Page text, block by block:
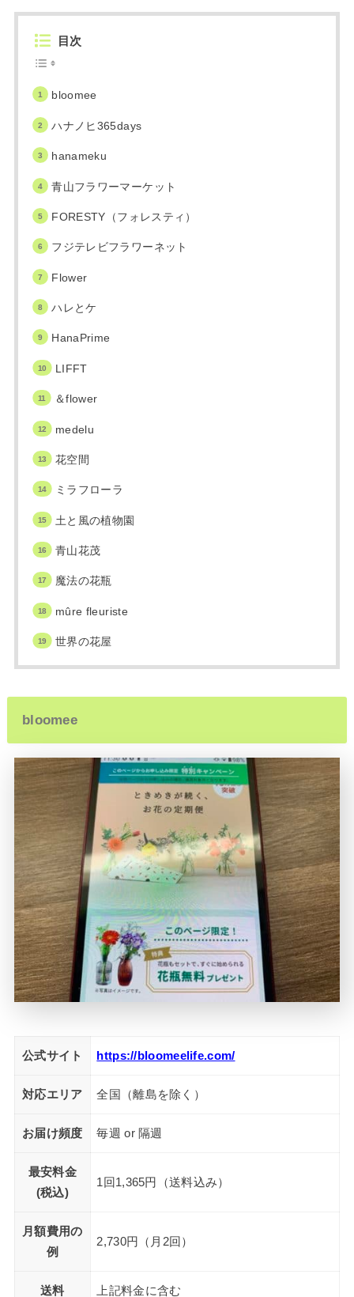
目次
bloomee
ハナノヒ365days
hanameku
青山フラワーマーケット
FORESTY（フォレスティ）
フジテレビフラワーネット
Flower
ハレとケ
HanaPrime
LIFFT
＆flower
medelu
花空間
ミラフローラ
土と風の植物園
青山花茂
魔法の花瓶
mûre fleuriste
世界の花屋
bloomee
公式サイト https://bloomeelife.com/
対応エリア 全国（離島を除く）
お届け頻度 毎週 or 隔週
最安料金
(税込)
1回1,365円（送料込み）
月額費用の
例
2,730円（月2回）
送料 上記料金に含む